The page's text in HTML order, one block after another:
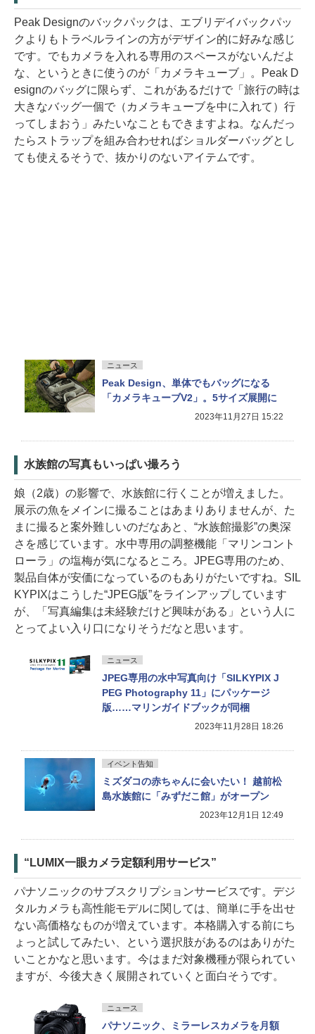
Peak Designのバックパックは、エブリデイバックパッ
クよりもトラベルラインの方がデザイン的に好みな感じ
です。でもカメラを入れる専用のスペースがないんだよ
な、というときに使うのが「カメラキューブ」。Peak D
esignのバッグに限らず、これがあるだけで「旅行の時は
大きなバッグ一個で（カメラキューブを中に入れて）行
ってしまおう」みたいなこともできますよね。なんだっ
たらストラップを組み合わせればショルダーバッグとし
ても使えるそうで、抜かりのないアイテムです。
ニュース
Peak Design、単体でもバッグになる
「カメラキューブV2」。5サイズ展開に
2023年11月27日 15:22
水族館の写真もいっぱい撮ろう
娘（2歳）の影響で、水族館に行くことが増えました。
展示の魚をメインに撮ることはあまりありませんが、た
まに撮ると案外難しいのだなあと、“水族館撮影”の奥深
さを感じています。水中専用の調整機能「マリンコント
ローラ」の塩梅が気になるところ。JPEG専用のため、
製品自体が安価になっているのもありがたいですね。SIL
KYPIXはこうした“JPEG版”をラインアップしています
が、「写真編集は未経験だけど興味がある」という人に
とってよい入り口になりそうだなと思います。
ニュース
JPEG専用の水中写真向け「SILKYPIX J
PEG Photography 11」にパッケージ
版……マリンガイドブックが同梱
2023年11月28日 18:26
イベント告知
ミズダコの赤ちゃんに会いたい！ 越前松
島水族館に「みずだこ館」がオープン
2023年12月1日 12:49
“LUMIX一眼カメラ定額利用サービス”
パナソニックのサブスクリプションサービスです。デジ
タルカメラも高性能モデルに関しては、簡単に手を出せ
ない高価格なものが増えています。本格購入する前にち
ょっと試してみたい、という選択肢があるのはありがた
いことかなと思います。今はまだ対象機種が限られてい
ますが、今後大きく展開されていくと面白そうです。
ニュース
パナソニック、ミラーレスカメラを月額